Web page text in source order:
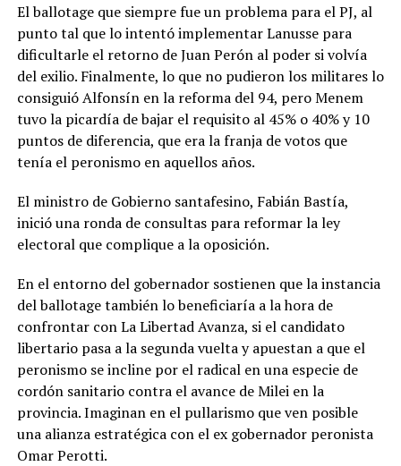
El ballotage que siempre fue un problema para el PJ, al
punto tal que lo intentó implementar Lanusse para
dificultarle el retorno de Juan Perón al poder si volvía
del exilio. Finalmente, lo que no pudieron los militares lo
consiguió Alfonsín en la reforma del 94, pero Menem
tuvo la picardía de bajar el requisito al 45% o 40% y 10
puntos de diferencia, que era la franja de votos que
tenía el peronismo en aquellos años.
El ministro de Gobierno santafesino, Fabián Bastía,
inició una ronda de consultas para reformar la ley
electoral que complique a la oposición.
En el entorno del gobernador sostienen que la instancia
del ballotage también lo beneficiaría a la hora de
confrontar con La Libertad Avanza, si el candidato
libertario pasa a la segunda vuelta y apuestan a que el
peronismo se incline por el radical en una especie de
cordón sanitario contra el avance de Milei en la
provincia. Imaginan en el pullarismo que ven posible
una alianza estratégica con el ex gobernador peronista
Omar Perotti.